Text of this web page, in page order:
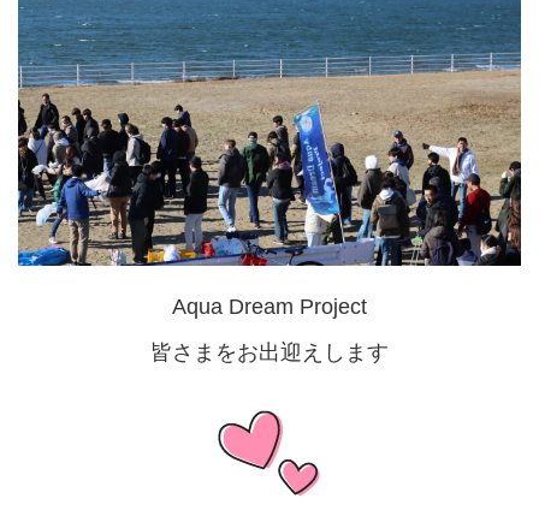
Aqua Dream Project
皆さまをお出迎えします